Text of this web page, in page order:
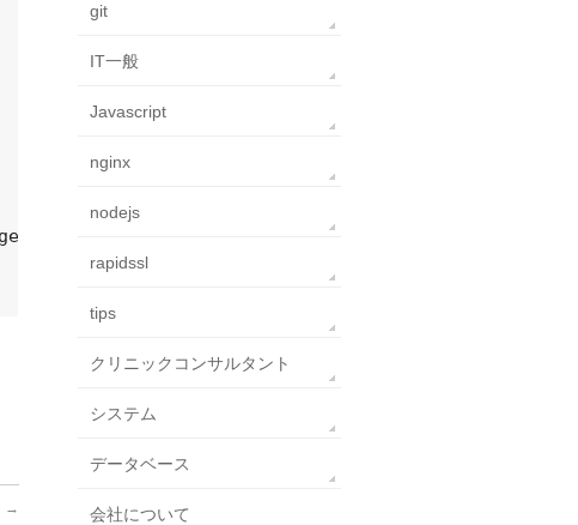
→
git
IT一般
Javascript
nginx
nodejs
rapidssl
tips
クリニックコンサルタント
システム
データベース
会社について